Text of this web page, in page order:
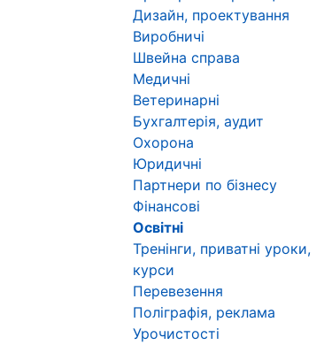
Дизайн, проектування
Виробничі
Швейна справа
Медичні
Ветеринарні
Бухгалтерія, аудит
Охорона
Юридичні
Партнери по бізнесу
Фінансові
Освітні
Тренінги, приватні уроки,
курси
Перевезення
Поліграфія, реклама
Урочистості